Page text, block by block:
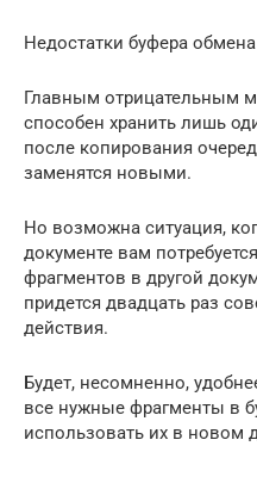
Недостатки буфера обмена
Главным отрицательным
способен хранить лишь
после копирования
заменятся новыми.
Но возможна ситуация,
документе вам
фрагментов в другой
придется двадцать раз
действия.
Будет, несомненно,
все нужные фрагменты в
использовать их в новом